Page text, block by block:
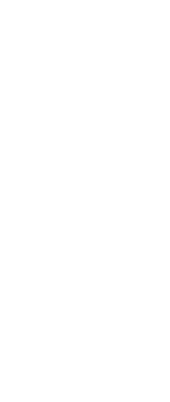
10,5 5,0 5,0 0)'